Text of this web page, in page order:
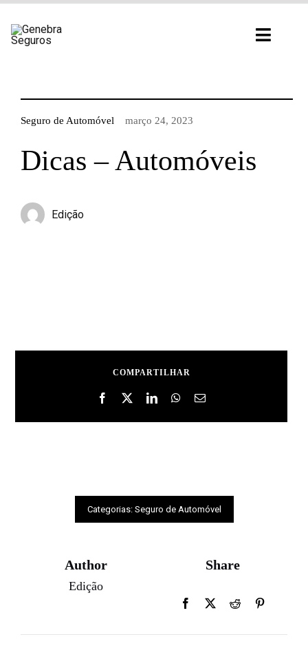
para
Seguro de Automóvel março 24, 2023
Dicas – Automóveis
Edição
COMPARTILHAR
Categorias: Seguro de Automóvel
Author
Edição
Share